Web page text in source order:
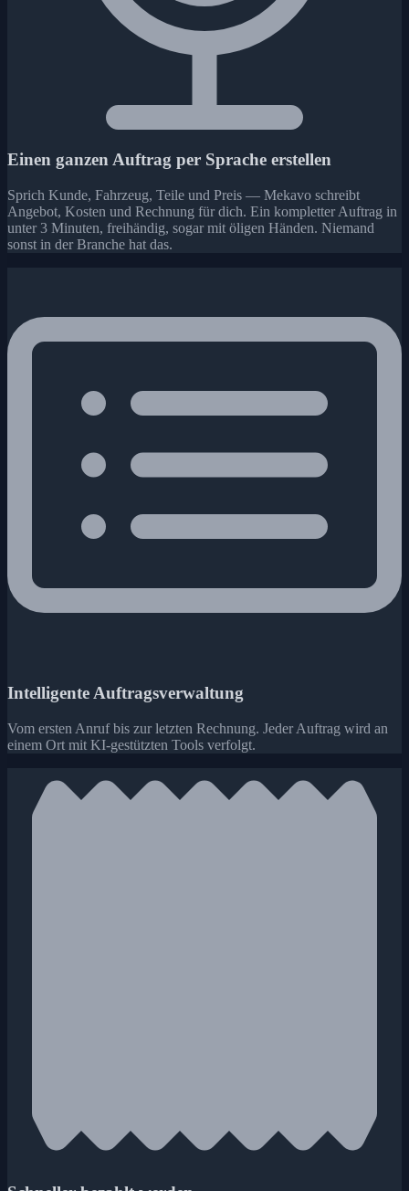
Einen ganzen Auftrag per Sprache erstellen
Sprich Kunde, Fahrzeug, Teile und Preis — Mekavo schreibt
Angebot, Kosten und Rechnung für dich. Ein kompletter Auftrag in
unter 3 Minuten, freihändig, sogar mit öligen Händen. Niemand
sonst in der Branche hat das.
Intelligente Auftragsverwaltung
Vom ersten Anruf bis zur letzten Rechnung. Jeder Auftrag wird an
einem Ort mit KI-gestützten Tools verfolgt.